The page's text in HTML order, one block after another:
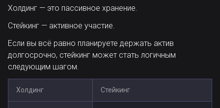
Холдинг — это пассивное хранение.
Стейкинг — активное участие.
Если вы всё равно планируете держать актив
долгосрочно, стейкинг может стать логичным
следующим шагом.
Холдинг Стейкинг